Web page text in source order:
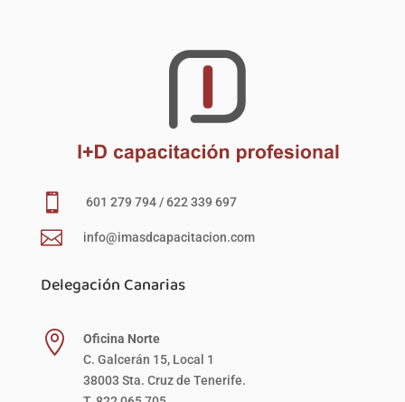
 601 279 794 / 622 339 697
 info@imasdcapacitacion.com
Delegación Canarias

Oficina Norte
C. Galcerán 15, Local 1
38003 Sta. Cruz de Tenerife.